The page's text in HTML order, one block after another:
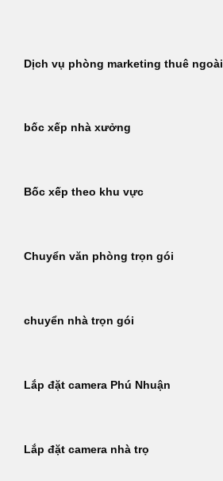
dungDịch vụ phòng marketing thuê ngoài
bốc xếp nhà xưởng
Bốc xếp theo khu vực
Chuyển văn phòng trọn gói
chuyển nhà trọn gói
Lắp đặt camera Phú Nhuận
Lắp đặt camera nhà trọ